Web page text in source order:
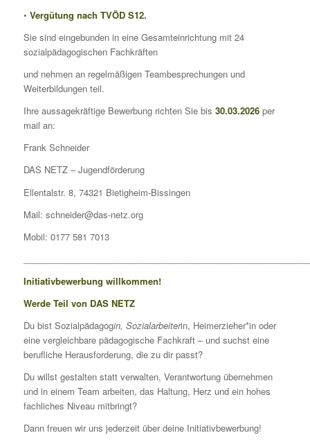
• Vergütung nach TVÖD S12.
Sie sind eingebunden in eine Gesamteinrichtung mit 24
sozialpädagogischen Fachkräften
und nehmen an regelmäßigen Teambesprechungen und
Weiterbildungen teil.
Ihre aussagekräftige Bewerbung richten Sie bis 30.03.2026 per
mail an:
Frank Schneider
DAS NETZ – Jugendförderung
Ellentalstr. 8, 74321 Bietigheim-Bissingen
Mail: schneider@das-netz.org
Mobil: 0177 581 7013
Initiativbewerbung willkommen!
Werde Teil von DAS NETZ
Du bist Sozialpädagogin, Sozialarbeiterin, Heimerzieher*in oder
eine vergleichbare pädagogische Fachkraft – und suchst eine
berufliche Herausforderung, die zu dir passt?
Du willst gestalten statt verwalten, Verantwortung übernehmen
und in einem Team arbeiten, das Haltung, Herz und ein hohes
fachliches Niveau mitbringt?
Dann freuen wir uns jederzeit über deine Initiativbewerbung!